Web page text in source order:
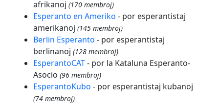
afrikanoj (170 membroj)
Esperanto en Ameriko - por esperantistaj
amerikanoj (145 membroj)
Berlin Esperanto - por esperantistaj
berlinanoj (128 membroj)
EsperantoCAT- por la Kataluna Esperanto-
Asocio (96 membroj)
EsperantoKubo - por esperantistaj kubanoj
(74 membroj)